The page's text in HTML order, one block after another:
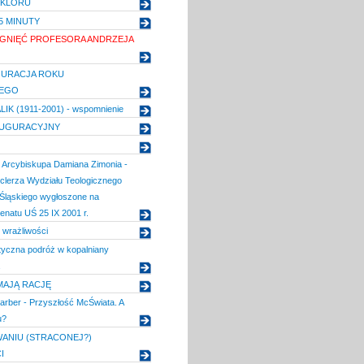
MINUTY
PROFESORA ANDRZEJA
ROKU
(1911-2001) - wspomnienie
Damiana Zimonia -
Wydziału Teologicznego
wygłoszone na
UŚ 25 IX 2001 r.
podróż w kopalniany
RACJĘ
- Przyszłość McŚwiata. A
(STRACONEJ?)